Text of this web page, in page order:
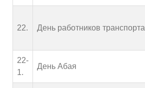
22. День работников транспорта
22-
1.
День Абая